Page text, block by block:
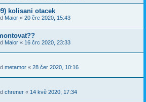
kolisani otacek
Maior « 20 črc 2020, 15:43
Maior « 16 črc 2020, 23:33
metamor « 28 čer 2020, 10:16
chrener « 14 kvě 2020, 17:34